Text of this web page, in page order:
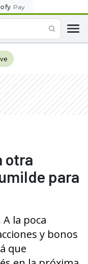
Pay
otra
para
la poca
y bonos
que